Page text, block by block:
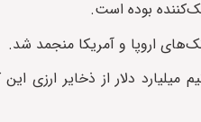
بوده است.
دلار از ذخایر ارزی این